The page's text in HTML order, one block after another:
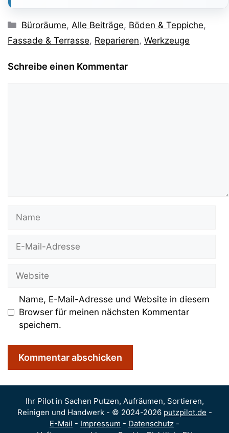
Kategorien
Büroräume, Alle Beiträge, Böden & Teppiche,
Fassade & Terrasse, Reparieren, Werkzeuge
Schreibe einen Kommentar
Name
Website
Name, E-Mail-Adresse und Website in diesem
Browser für meinen nächsten Kommentar
speichern.
Ihr Pilot in Sachen Putzen, Aufräumen, Sortieren,
Reinigen und Handwerk - © 2024-2026 putzpilot.de -
E-Mail - Impressum - Datenschutz -